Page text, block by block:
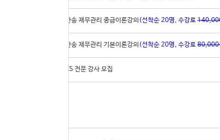
[실강]지한송 재무관리 중급이론강의 (선착순 20명, 수강료
[실강]지한송 재무관리 기본이론강의 (선착순 20명, 수강료 80,000
공기업 NCS 전문 강사 모집